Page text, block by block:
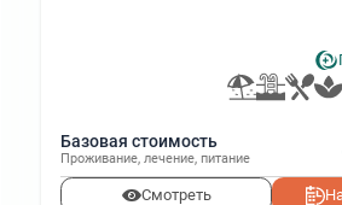
Базовая стоимость
Проживание лечение питание
Смотреть